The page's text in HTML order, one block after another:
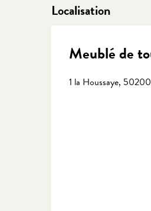
Localisation
Meublé de
1 la Houssaye,